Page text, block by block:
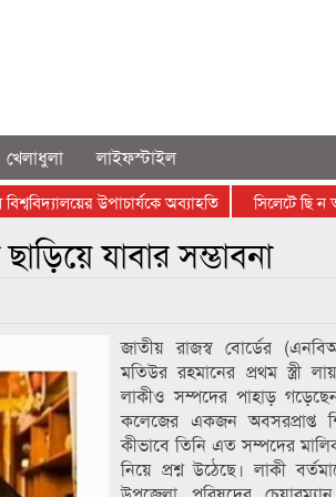
খেলাধুলা
লাইফস্টাইল
উপাচার্যকে অব্যাহতি সিলেটে ছি ন তা
যাবার সম্ভাবনা
জাতীয় রাজস্ব বোর্ডের
মতিউর রহমানের প্রথম স্ত্রী
লাকীও সম্পদের পাহাড়
কলেজের একজন অবসরপ্রাপ্ত
কীভাবে তিনি এত সম্পদের
নিয়ে প্রশ্ন উঠেছে। লাকী